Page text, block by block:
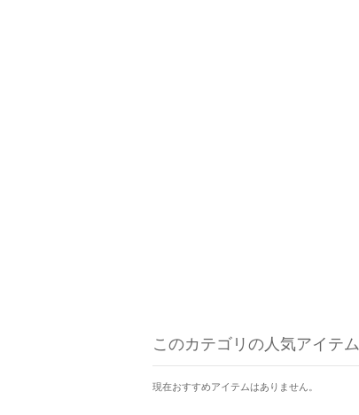
このカテゴリの人気アイテム
現在おすすめアイテムはありません。